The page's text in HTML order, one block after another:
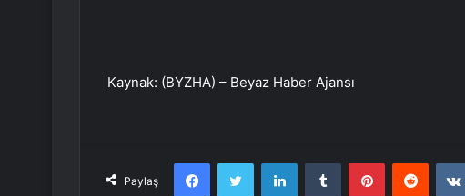
Kaynak: (BYZHA) – Beyaz Haber Ajansı
Paylaş
FacebookTwitter LinkedInTumblr PinterestReddit